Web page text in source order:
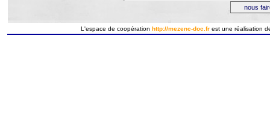
L'espace de coopération http://mezenc-doc.fr est une réalisation